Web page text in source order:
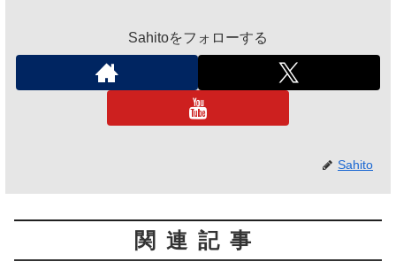
Sahitoをフォローする
Sahito
関連記事